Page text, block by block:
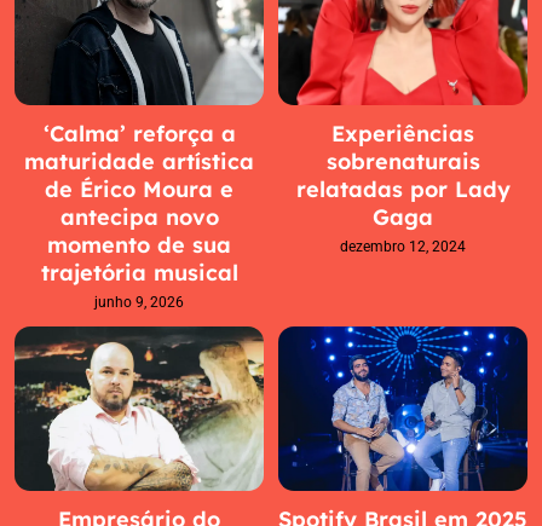
‘Calma’ reforça a
maturidade artística
de Érico Moura e
antecipa novo
momento de sua
trajetória musical
junho 9, 2026
Experiências
sobrenaturais
relatadas por Lady
Gaga
dezembro 12, 2024
Empresário do
Spotify Brasil em 2025